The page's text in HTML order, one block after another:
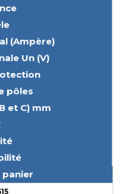
(Ampère)
Un (V)
pôles
et C) mm
panier